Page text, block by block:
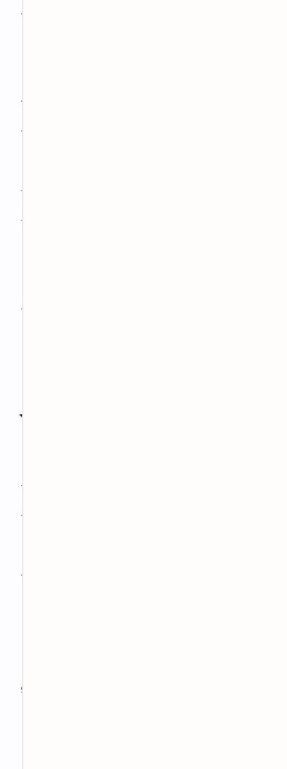
শরীর থেকে বের করে দেওয়ার জন্য আপনি
কিছু মানুষ রয়েছে যাদের হজমের সমস্যা
শক্তিশালী করার জন্য ব্ল্যাক কফি খেতে
গ্রহণ করার এক ঘন্টা পর আপনি ব্ল্যাক কফি
সুবিধা করার জন্য পর্যাপ্ত কাজ শুরু করে।
গবেষণা দেখা গেছে ঘুমানো ৬ ঘণ্টা আগে
ঘুমের সময় এক ঘন্টা কমিয়ে আনে। এছাড়া
ত্বকে কফির
ত্বকে কফির উপকারিতা রয়েছে যেগুলো
সমস্যা সহজে দূর করার জন্য এবং ত্বকের
খাওয়ার অভ্যাস করতে পারেন। কফি
লাভে সহযোগিতা করে এবং ত্বকের দৃঢ়তা
এবং সেলুলাইট সাময়িকভাবে কমিয়ে ত্বকের
কেউ যদি নিয়মিত কফি খাওয়ার অভ্যাস
টক্সিন বের হয়ে যাবে এতে শরীরের
পারবে। আপনি যদি আপনার ত্বকের সুরক্ষা
প্রভাব রয়েছে তা থেকে নিজেকে রক্ষা